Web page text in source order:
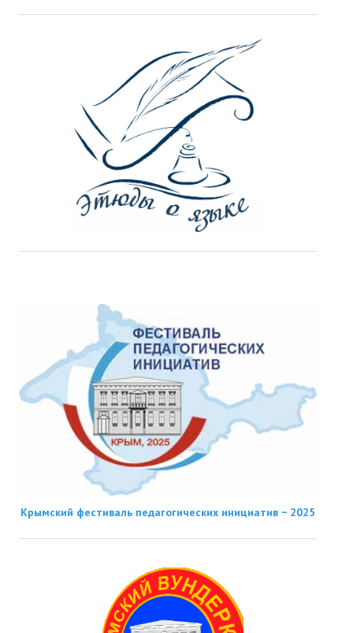
Крымский фестиваль педагогических инициатив − 2025